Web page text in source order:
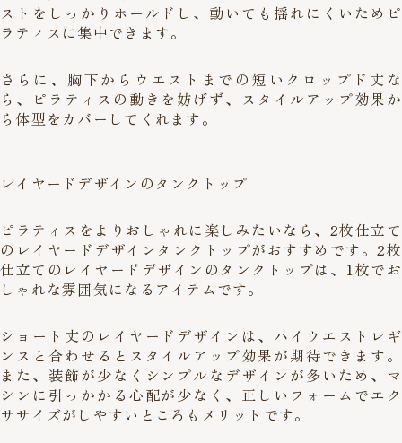
ストをしっかりホールドし、動いても揺れにくいためピ
ラティスに集中できます。
さらに、胸下からウエストまでの短いクロップド丈な
ら、ピラティスの動きを妨げず、スタイルアップ効果か
ら体型をカバーしてくれます。
レイヤードデザインのタンクトップ
ピラティスをよりおしゃれに楽しみたいなら、2枚仕立て
のレイヤードデザインタンクトップがおすすめです。2枚
仕立てのレイヤードデザインのタンクトップは、1枚でお
しゃれな雰囲気になるアイテムです。
ショート丈のレイヤードデザインは、ハイウエストレギ
ンスと合わせるとスタイルアップ効果が期待できます。
また、装飾が少なくシンプルなデザインが多いため、マ
シンに引っかかる心配が少なく、正しいフォームでエク
ササイズがしやすいところもメリットです。